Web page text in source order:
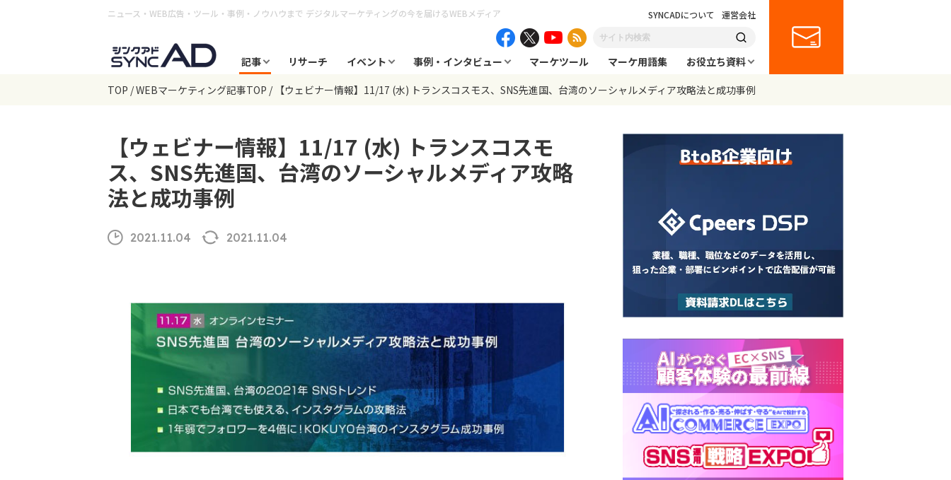
ニュース・WEB広告・ツール・事例・ノウハウまで デジタルマーケティングの今を届けるWEBメディア SYNCADについて 運営会社
記事 リサーチ イベント 事例・インタビュー マーケツール マーケ用語集
お役立ち資料
TOP WEBマーケティング記事TOP 【ウェビナー情報】11/17 (水) トランスコスモス、SNS先進国、台湾のソーシャルメディア攻略法と成功事例
【ウェビナー情報】11/17 (水) トランスコスモ
ス、SNS先進国、台湾のソーシャルメディア攻略
法と成功事例
2021.11.04 2021.11.04